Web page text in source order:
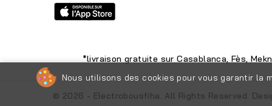
Nous utilisons des cookies pour vous garantir la
*livraison gratuite sur Casablanca, Fès,
© 2026 - Electrobousfiha. All Rights Reserved.